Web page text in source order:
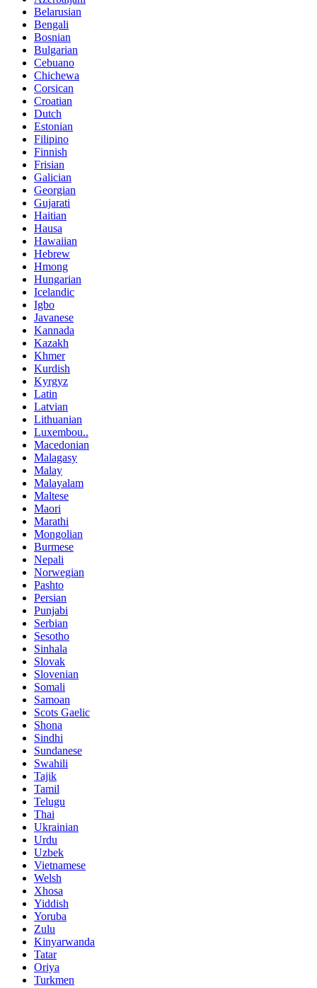
Belarusian
Bengali
Bosnian
Bulgarian
Cebuano
Chichewa
Corsican
Croatian
Dutch
Estonian
Filipino
Finnish
Frisian
Galician
Georgian
Gujarati
Haitian
Hausa
Hawaiian
Hebrew
Hmong
Hungarian
Icelandic
Igbo
Javanese
Kannada
Kazakh
Khmer
Kurdish
Kyrgyz
Latin
Latvian
Lithuanian
Luxembou..
Macedonian
Malagasy
Malay
Malayalam
Maltese
Maori
Marathi
Mongolian
Burmese
Nepali
Norwegian
Pashto
Persian
Punjabi
Serbian
Sesotho
Sinhala
Slovak
Slovenian
Somali
Samoan
Scots Gaelic
Shona
Sindhi
Sundanese
Swahili
Tajik
Tamil
Telugu
Thai
Ukrainian
Urdu
Uzbek
Vietnamese
Welsh
Xhosa
Yiddish
Yoruba
Zulu
Kinyarwanda
Tatar
Oriya
Turkmen